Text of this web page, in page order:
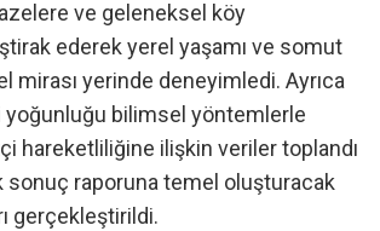
ve geleneksel köy
ederek yerel yaşamı ve somut
mirası yerinde deneyimledi. Ayrıca
yoğunluğu bilimsel yöntemlerle
hareketliliğine ilişkin veriler toplandı
sonuç raporuna temel oluşturacak
gerçekleştirildi.